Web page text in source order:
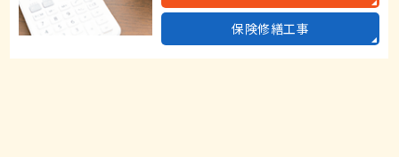
保険修繕工事